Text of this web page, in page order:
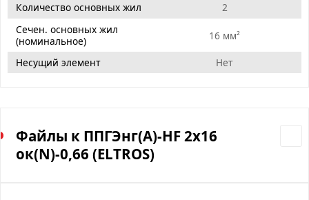
Количество основных жил
2
Сечен. основных жил
(номинальное)
16 мм²
Несущий элемент Нет
Файлы к ППГЭнг(А)-HF 2х16
ок(N)-0,66 (ELTROS)